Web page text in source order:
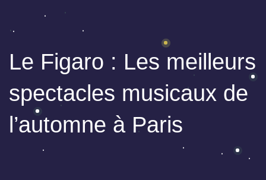
Le Figaro : Les meilleurs
spectacles musicaux de
l’automne à Paris